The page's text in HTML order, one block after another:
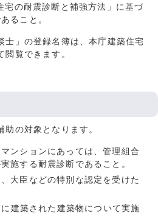
宅の耐震診断と補強方法」に基づ
ること。
士」の登録名簿は、本庁建築住宅
閲覧できます。
助の対象となります。
ンションにあっては、管理組合
施する耐震診断であること。
大臣などの特別な認定を受けた
建築された建築物について実施